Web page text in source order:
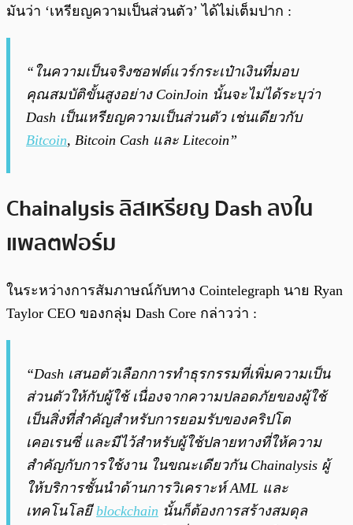
มันว่า ‘เหรียญความเป็นส่วนตัว’ ได้ไม่เต็มปาก :
“ในความเป็นจริงซอฟต์แวร์กระเป๋าเงินที่มอบ
คุณสมบัติขั้นสูงอย่าง CoinJoin นั้นจะไม่ได้ระบุว่า
Dash เป็นเหรียญความเป็นส่วนตัว เช่นเดียวกับ
Bitcoin, Bitcoin Cash และ Litecoin”
Chainalysis ลิสเหรียญ Dash ลงใน
แพลตฟอร์ม
ในระหว่างการสัมภาษณ์กับทาง Cointelegraph นาย Ryan
Taylor CEO ของกลุ่ม Dash Core กล่าวว่า :
“Dash เสนอตัวเลือกการทำธุรกรรมที่เพิ่มความเป็น
ส่วนตัวให้กับผู้ใช้ เนื่องจากความปลอดภัยของผู้ใช้
เป็นสิ่งที่สำคัญสำหรับการยอมรับของคริปโต
เคอเรนซี่ และมีไว้สำหรับผู้ใช้ปลายทางที่ให้ความ
สำคัญกับการใช้งาน ในขณะเดียวกัน Chainalysis ผู้
ให้บริการชั้นนำด้านการวิเคราะห์ AML และ
เทคโนโลยีblockchain นั้นก็ต้องการสร้างสมดุล